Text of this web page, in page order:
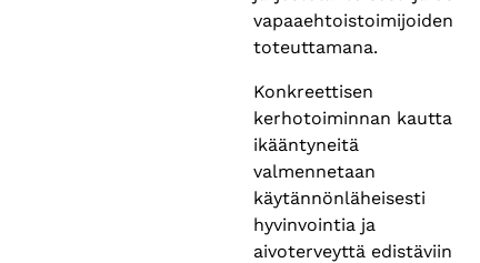
vapaaehtoistoimijoiden
toteuttamana.
Konkreettisen
kerhotoiminnan kautta
ikääntyneitä
valmennetaan
käytännönläheisesti
hyvinvointia ja
aivoterveyttä edistäviin